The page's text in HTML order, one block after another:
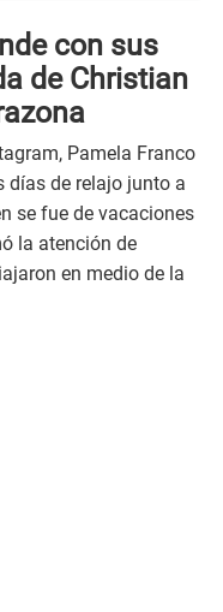
con sus
de Christian
Pamela Franco
de relajo junto a
se fue de vacaciones
la atención de
en medio de la